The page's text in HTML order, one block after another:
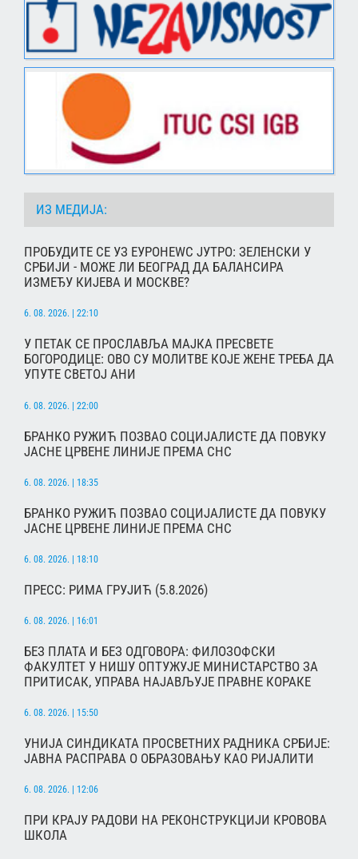
ИЗ МЕДИЈА:
ПРОБУДИТЕ СЕ УЗ ЕУРОНЕWС ЈУТРО: ЗЕЛЕНСКИ У
СРБИЈИ - МОЖЕ ЛИ БЕОГРАД ДА БАЛАНСИРА
ИЗМЕЂУ КИЈЕВА И МОСКВЕ?
6. 08. 2026. | 22:10
У ПЕТАК СЕ ПРОСЛАВЉА МАЈКА ПРЕСВЕТЕ
БОГОРОДИЦЕ: ОВО СУ МОЛИТВЕ КОЈЕ ЖЕНЕ ТРЕБА ДА
УПУТЕ СВЕТОЈ АНИ
6. 08. 2026. | 22:00
БРАНКО РУЖИЋ ПОЗВАО СОЦИЈАЛИСТЕ ДА ПОВУКУ
ЈАСНЕ ЦРВЕНЕ ЛИНИЈЕ ПРЕМА СНС
6. 08. 2026. | 18:35
БРАНКО РУЖИЋ ПОЗВАО СОЦИЈАЛИСТЕ ДА ПОВУКУ
ЈАСНЕ ЦРВЕНЕ ЛИНИЈЕ ПРЕМА СНС
6. 08. 2026. | 18:10
ПРЕСС: РИМА ГРУЈИЋ (5.8.2026)
6. 08. 2026. | 16:01
БЕЗ ПЛАТА И БЕЗ ОДГОВОРА: ФИЛОЗОФСКИ
ФАКУЛТЕТ У НИШУ ОПТУЖУЈЕ МИНИСТАРСТВО ЗА
ПРИТИСАК, УПРАВА НАЈАВЉУЈЕ ПРАВНЕ КОРАКЕ
6. 08. 2026. | 15:50
УНИЈА СИНДИКАТА ПРОСВЕТНИХ РАДНИКА СРБИЈЕ:
ЈАВНА РАСПРАВА О ОБРАЗОВАЊУ КАО РИЈАЛИТИ
6. 08. 2026. | 12:06
ПРИ КРАЈУ РАДОВИ НА РЕКОНСТРУКЦИЈИ КРОВОВА
ШКОЛА